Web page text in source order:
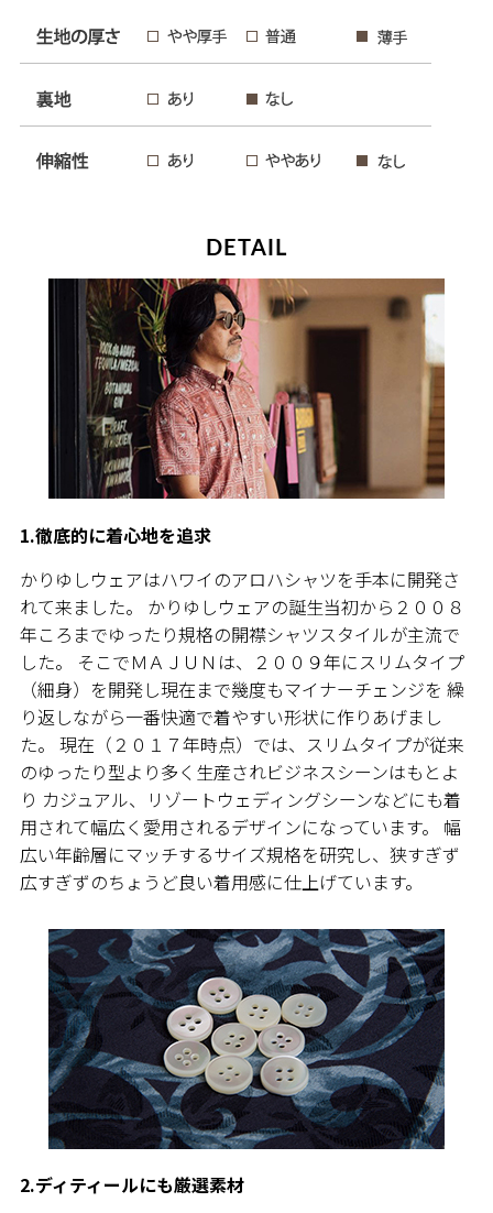
DETAIL
1.徹底的に着心地を追求
かりゆしウェアはハワイのアロハシャツを手本に開発さ
れて来ました。 かりゆしウェアの誕生当初から２００８
年ころまでゆったり規格の開襟シャツスタイルが主流で
した。 そこでＭＡＪＵＮは、２００９年にスリムタイプ
（細身）を開発し現在まで幾度もマイナーチェンジを 繰
り返しながら一番快適で着やすい形状に作りあげまし
た。 現在（２０１７年時点）では、スリムタイプが従来
のゆったり型より多く生産されビジネスシーンはもとよ
り カジュアル、リゾートウェディングシーンなどにも着
用されて幅広く愛用されるデザインになっています。 幅
広い年齢層にマッチするサイズ規格を研究し、狭すぎず
広すぎずのちょうど良い着用感に仕上げています。
2.ディティールにも厳選素材